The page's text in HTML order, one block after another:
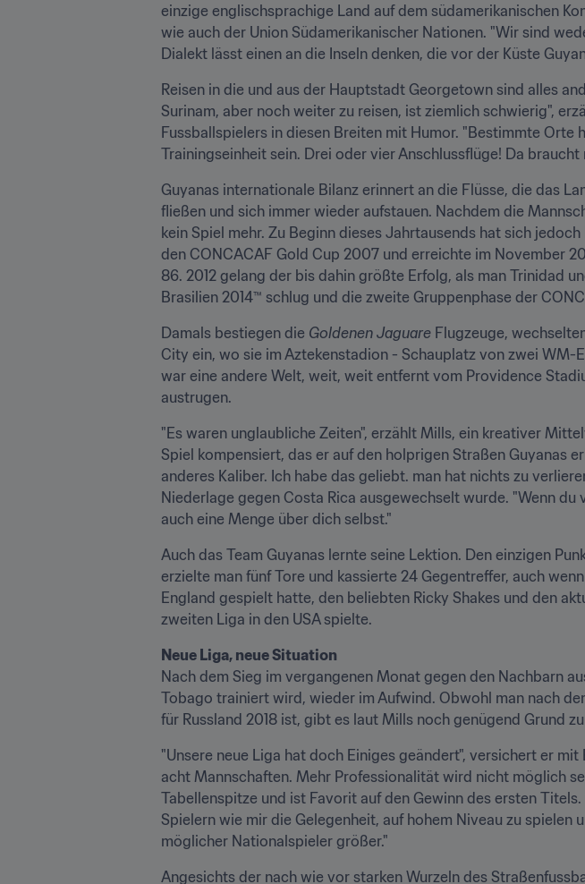
einzige englischsprachige Land auf dem südamerikanischen
wie auch der Union Südamerikanischer Nationen. "Wir sind
Dialekt lässt einen an die Inseln denken, die vor der Küste
Reisen in die und aus der Hauptstadt Georgetown sind alles
Surinam, aber noch weiter zu reisen, ist ziemlich schwierig",
Fussballspielers in diesen Breiten mit Humor. "Bestimmte Orte
Trainingseinheit sein. Drei oder vier Anschlussflüge! Da
Guyanas internationale Bilanz erinnert an die Flüsse, die das
fließen und sich immer wieder aufstauen. Nachdem die
kein Spiel mehr. Zu Beginn dieses Jahrtausends hat sich
den CONCACAF Gold Cup 2007 und erreichte im November
86. 2012 gelang der bis dahin größte Erfolg, als man Trinidad
Brasilien 2014™ schlug und die zweite Gruppenphase der
Damals bestiegen die Goldenen Jaguare Flugzeuge,
City ein, wo sie im Aztekenstadion - Schauplatz von zwei
war eine andere Welt, weit, weit entfernt vom Providence
austrugen.
"Es waren unglaubliche Zeiten", erzählt Mills, ein kreativer
Spiel kompensiert, das er auf den holprigen Straßen Guyanas
anderes Kaliber. Ich habe das geliebt. man hat nichts zu
Niederlage gegen Costa Rica ausgewechselt wurde. "Wenn
auch eine Menge über dich selbst."
Auch das Team Guyanas lernte seine Lektion. Den einzigen
erzielte man fünf Tore und kassierte 24 Gegentreffer, auch
England gespielt hatte, den beliebten Ricky Shakes und den
zweiten Liga in den USA spielte.
Neue Liga, neue Situation
Nach dem Sieg im vergangenen Monat gegen den Nachbarn
Tobago trainiert wird, wieder im Aufwind. Obwohl man nach
für Russland 2018 ist, gibt es laut Mills noch genügend Grund
"Unsere neue Liga hat doch Einiges geändert", versichert er
acht Mannschaften. Mehr Professionalität wird nicht möglich
Tabellenspitze und ist Favorit auf den Gewinn des ersten
Spielern wie mir die Gelegenheit, auf hohem Niveau zu
möglicher Nationalspieler größer."
Angesichts der nach wie vor starken Wurzeln des